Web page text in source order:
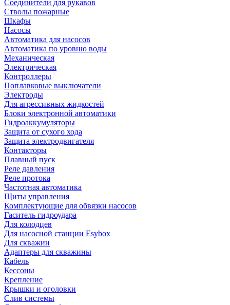
Соединители для рукавов
Стволы пожарные
Шкафы
Насосы
Автоматика для насосов
Автоматика по уровню воды
Механическая
Электрическая
Контроллеры
Поплавковые выключатели
Электроды
Для агрессивных жидкостей
Блоки электронной автоматики
Гидроаккумуляторы
Защита от сухого хода
Защита электродвигателя
Контакторы
Плавный пуск
Реле давления
Реле протока
Частотная автоматика
Щиты управления
Комплектующие для обвязки насосов
Гаситель гидроудара
Для колодцев
Для насосной станции Esybox
Для скважин
Адаптеры для скважины
Кабель
Кессоны
Крепление
Крышки и оголовки
Слив системы